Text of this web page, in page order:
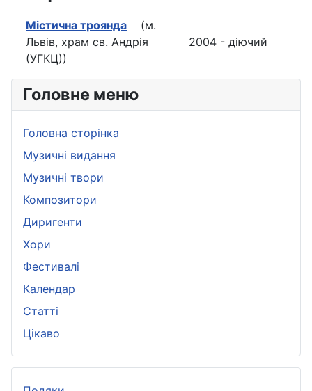
Головне меню
Головна сторінка
Музичні видання
Музичні твори
Композитори
Диригенти
Хори
Фестивалі
Календар
Статті
Цікаво
Містична троянда (м.
Львів, храм св. Андрія
(УГКЦ))
2004 - діючий